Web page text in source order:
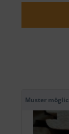
Muster